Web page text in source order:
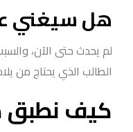
هل سيغني
لم يحدث حتى الآن،
الطالب الذي يحتاج من
كيف نطبق